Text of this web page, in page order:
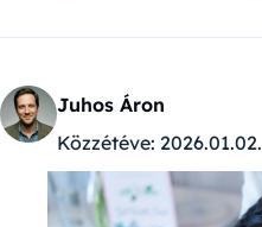
Juhos Áron
Közzétéve: 2026.01.02.